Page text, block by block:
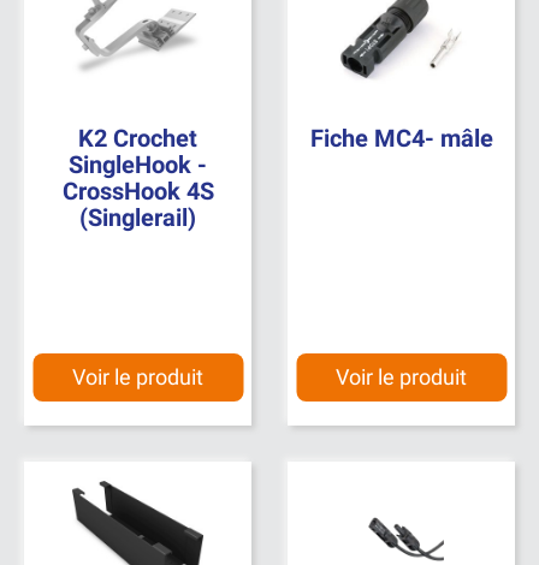
K2 Crochet
SingleHook -
CrossHook 4S
(Singlerail)
Voir le produit
Fiche MC4- mâle
Voir le produit